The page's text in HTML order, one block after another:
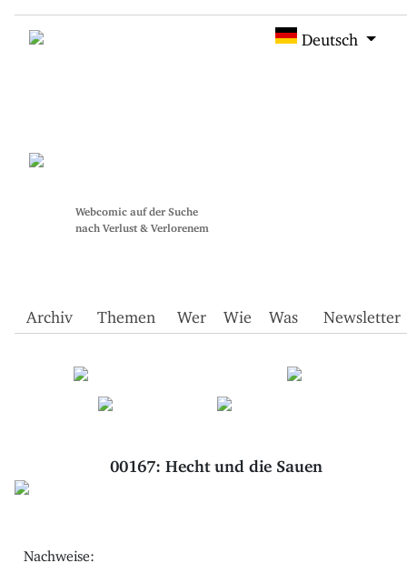
Webcomic auf der Suche
nach Verlust & Verlorenem
Deutsch
Archiv Themen Wer Wie Was Newsletter
00167: Hecht und die Sauen
Nachweise: